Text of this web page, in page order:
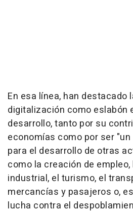
En esa línea, han destacado
digitalización como eslabón
desarrollo, tanto por su
economías como por ser
para el desarrollo de otras
como la creación de
industrial, el turismo, el
mercancías y pasajeros o,
lucha contra el